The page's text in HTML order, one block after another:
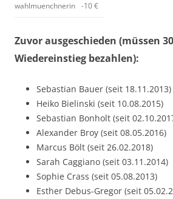
wahlmuenchnerin -10 €
Zuvor ausgeschieden (müssen
Wiedereinstieg bezahlen):
Sebastian Bauer (seit 18.11.2013)
Heiko Bielinski (seit 10.08.2015)
Sebastian Bonholt (seit
Alexander Broy (seit 08.05.2016)
Marcus Bölt (seit 26.02.2018)
Sarah Caggiano (seit 03.11.2014)
Sophie Crass (seit 05.08.2013)
Esther Debus-Gregor (seit